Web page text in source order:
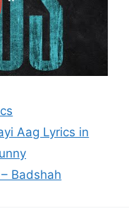
Aag Lyrics in
Badshah